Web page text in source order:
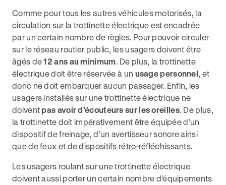
Comme pour tous les autres véhicules motorisés, la
circulation sur la trottinette électrique est encadrée
par un certain nombre de règles. Pour pouvoir circuler
sur le réseau routier public, les usagers doivent être
âgés de12 ans au minimum. De plus, la trottinette
électrique doit être réservée à un usage personnel, et
donc ne doit embarquer aucun passager. Enfin, les
usagers installés sur une trottinette électrique ne
doiventpas avoir d’écouteurs sur les oreilles. De plus,
la trottinette doit impérativement être équipée d’un
dispositif de freinage, d’un avertisseur sonore ainsi
que de feux et dedispositifs rétro-réfléchissants.
Les usagers roulant sur une trottinette électrique
doivent aussi porter un certain nombre d'équipements